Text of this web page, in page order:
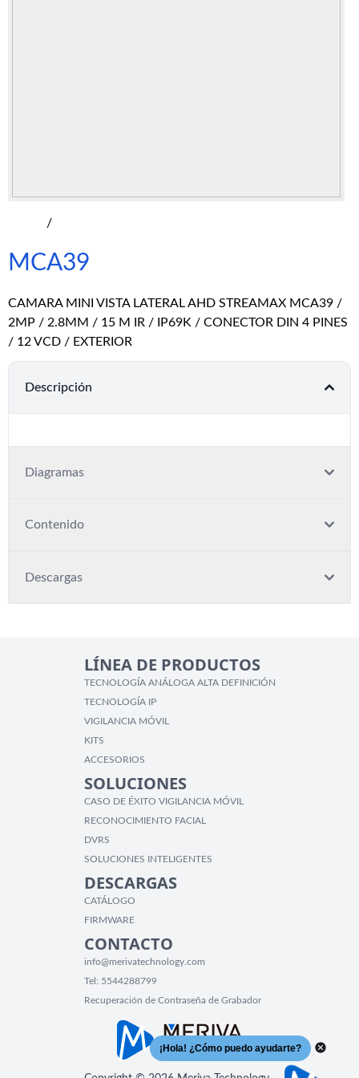
/
MCA39
CAMARA MINI VISTA LATERAL AHD STREAMAX MCA39 /
2MP / 2.8MM / 15 M IR / IP69K / CONECTOR DIN 4 PINES
/ 12 VCD / EXTERIOR
Descripción
Diagramas
Contenido
Descargas
LÍNEA DE PRODUCTOS
TECNOLOGÍA ANÁLOGA ALTA DEFINICIÓN
TECNOLOGÍA IP
VIGILANCIA MÓVIL
KITS
ACCESORIOS
SOLUCIONES
CASO DE ÉXITO VIGILANCIA MÓVIL
RECONOCIMIENTO FACIAL
DVRS
SOLUCIONES INTELIGENTES
DESCARGAS
CATÁLOGO
FIRMWARE
CONTACTO
info@merivatechnology.com
Tel: 5544288799
Recuperación de Contraseña de Grabador